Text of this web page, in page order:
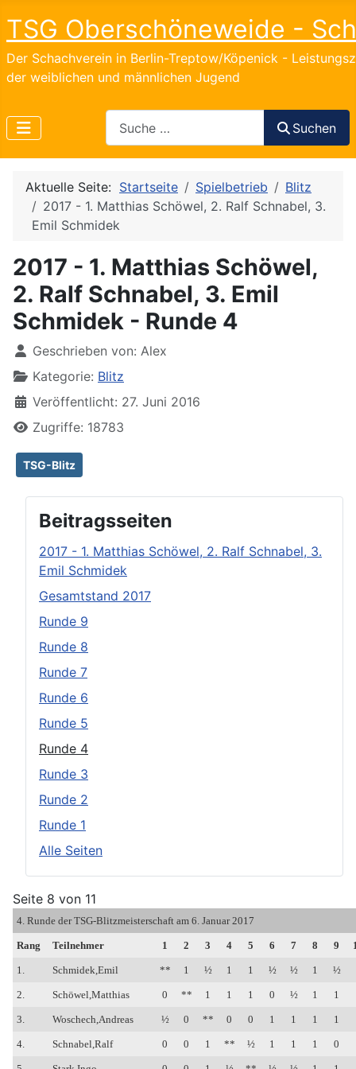
TSG Oberschöneweide -
Der Schachverein in Berlin-Treptow/Köpenick -
der weiblichen und männlichen Jugend
Suchen
Aktuelle Seite: Startseite Spielbetrieb
Blitz
2017 - 1. Matthias Schöwel, 2. Ralf Schnabel, 3.
Emil Schmidek
2017 - 1. Matthias Schöwel,
2. Ralf Schnabel, 3. Emil
Schmidek - Runde 4
DetailsGeschrieben von: Alex
Kategorie: Blitz
Veröffentlicht: 27. Juni 2016
Zugriffe: 18783
TSG-Blitz
Beitragsseiten
2017 - 1. Matthias Schöwel, 2. Ralf Schnabel, 3.
Emil Schmidek
Gesamtstand 2017
Runde 9
Runde 8
Runde 7
Runde 6
Runde 5
Runde 4
Runde 3
Runde 2
Runde 1
Alle Seiten
Seite 8 von 11
4. Runde der TSG-Blitzmeisterschaft am 6. Januar 2017
Rang Teilnehmer 1 2 3 4 5 6 7 8 9
1. Schmidek,Emil ** 1 ½ 1 1 ½ ½ 1 ½
2. Schöwel,Matthias 0 ** 1 1 1 0 ½ 1 1
3. Woschech,Andreas ½ 0 ** 0 0 1 1 1 1
4. Schnabel,Ralf 0 0 1 ** ½ 1 1 1 0